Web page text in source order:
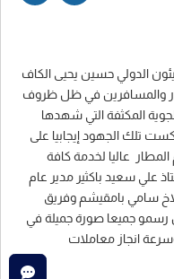
الدولي حسين يحيى الكاف
والمسافرين في ظل ظروف
المكثفة التي شهدها
تلك الجهود إيجابيا على
عاليا لخدمة كافة
علي سعيد باكثير مدير عام
سامي بامقيشم وفريق
رسمو جميعا صورة جميلة في
وسرعة انجاز معاملات